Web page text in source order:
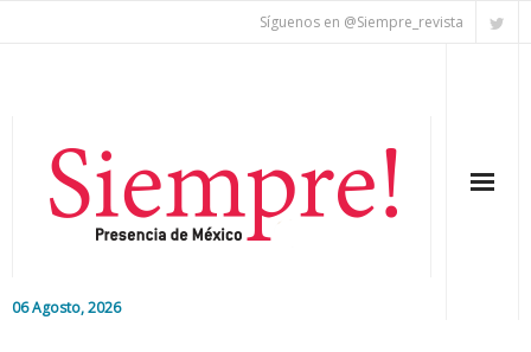
Síguenos en @Siempre_revista
06 Agosto, 2026